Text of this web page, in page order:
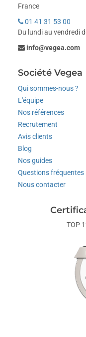
France
01 41 31 53 00
Du lundi au vendredi
info@vegea.com
Société Vegea
Qui sommes-nous ?
L'équipe
Nos références
Recrutement
Avis clients
Blog
Nos guides
Questions fréquentes
Nous contacter
TOP